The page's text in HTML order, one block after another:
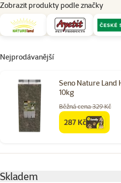
Zobrazit produkty podle značky
Nejprodávanější
Seno Nature Land
10kg
Běžná cena 329 Kč
familycena
287 Kč
Skladem